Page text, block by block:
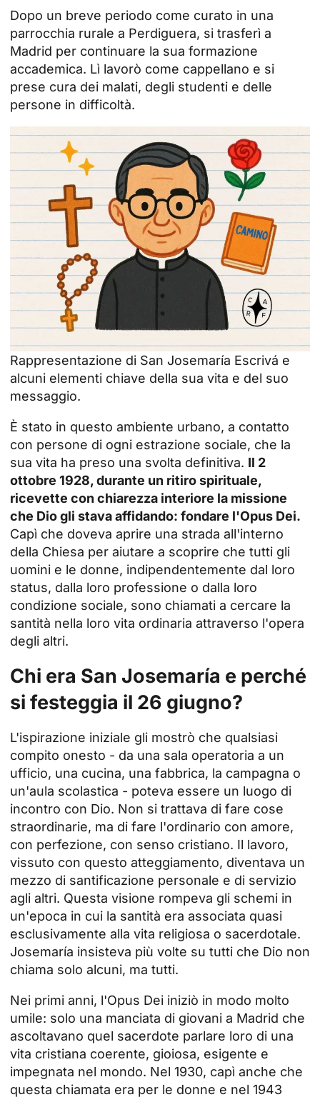
Dopo un breve periodo come curato in una
parrocchia rurale a Perdiguera, si trasferì a
Madrid per continuare la sua formazione
accademica. Lì lavorò come cappellano e si
prese cura dei malati, degli studenti e delle
persone in difficoltà.
Rappresentazione di San Josemaría Escrivá e
alcuni elementi chiave della sua vita e del suo
messaggio.
È stato in questo ambiente urbano, a contatto
con persone di ogni estrazione sociale, che la
sua vita ha preso una svolta definitiva. Il 2
ottobre 1928, durante un ritiro spirituale,
ricevette con chiarezza interiore la missione
che Dio gli stava affidando: fondare l'Opus Dei.
Capì che doveva aprire una strada all'interno
della Chiesa per aiutare a scoprire che tutti gli
uomini e le donne, indipendentemente dal loro
status, dalla loro professione o dalla loro
condizione sociale, sono chiamati a cercare la
santità nella loro vita ordinaria attraverso l'opera
degli altri.
Chi era San Josemaría e perché
si festeggia il 26 giugno?
L'ispirazione iniziale gli mostrò che qualsiasi
compito onesto - da una sala operatoria a un
ufficio, una cucina, una fabbrica, la campagna o
un'aula scolastica - poteva essere un luogo di
incontro con Dio. Non si trattava di fare cose
straordinarie, ma di fare l'ordinario con amore,
con perfezione, con senso cristiano. Il lavoro,
vissuto con questo atteggiamento, diventava un
mezzo di santificazione personale e di servizio
agli altri. Questa visione rompeva gli schemi in
un'epoca in cui la santità era associata quasi
esclusivamente alla vita religiosa o sacerdotale.
Josemaría insisteva più volte su tutti che Dio non
chiama solo alcuni, ma tutti.
Nei primi anni, l'Opus Dei iniziò in modo molto
umile: solo una manciata di giovani a Madrid che
ascoltavano quel sacerdote parlare loro di una
vita cristiana coerente, gioiosa, esigente e
impegnata nel mondo. Nel 1930, capì anche che
questa chiamata era per le donne e nel 1943